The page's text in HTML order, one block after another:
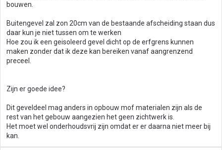
bouwen.
Buitengevel zal zon 20cm van de bestaande afscheiding staan dus
daar kun je niet tussen om te werken
Hoe zou ik een geisoleerd gevel dicht op de erfgrens kunnen
maken zonder dat ik deze kan bereiken vanaf aangrenzend
preceel.
Zijn er goede idee?
Dit geveldeel mag anders in opbouw mof materialen zijn als de
rest van het gebouw aangezien het geen zichtwerk is.
Het moet wel onderhoudsvrij zijn omdat er er daarna niet meer bij
kan.